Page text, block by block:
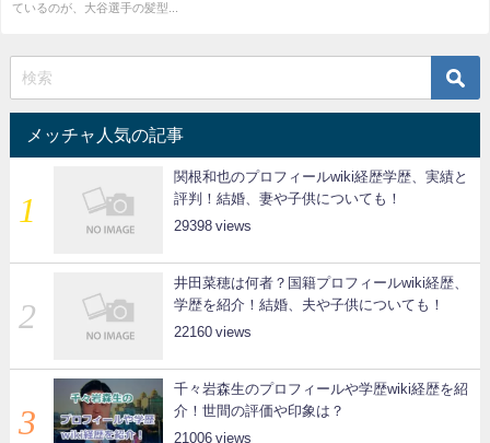
ているのが、大谷選手の髪型...
メッチャ人気の記事
関根和也のプロフィールwiki経歴学歴、実績と
評判！結婚、妻や子供についても！
29398
井田菜穂は何者？国籍プロフィールwiki経歴、
学歴を紹介！結婚、夫や子供についても！
22160
千々岩森生のプロフィールや学歴wiki経歴を紹
介！世間の評価や印象は？
21006